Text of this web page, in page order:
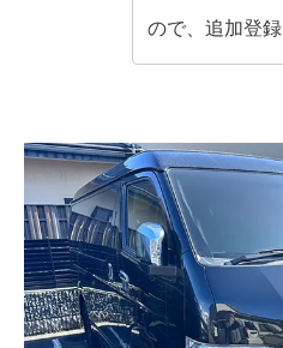
ので、追加登